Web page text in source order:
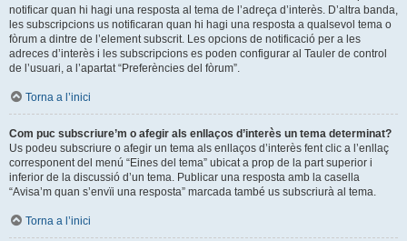
notificar quan hi hagi una resposta al tema de l’adreça d’interès. D’altra banda,
les subscripcions us notificaran quan hi hagi una resposta a qualsevol tema o
fòrum a dintre de l’element subscrit. Les opcions de notificació per a les
adreces d’interès i les subscripcions es poden configurar al Tauler de control
de l’usuari, a l’apartat “Preferències del fòrum”.
Torna a l’inici
Com puc subscriure’m o afegir als enllaços d’interès un tema determinat?
Us podeu subscriure o afegir un tema als enllaços d’interès fent clic a l’enllaç
corresponent del menú “Eines del tema” ubicat a prop de la part superior i
inferior de la discussió d’un tema. Publicar una resposta amb la casella
“Avisa’m quan s’envïi una resposta” marcada també us subscriurà al tema.
Torna a l’inici